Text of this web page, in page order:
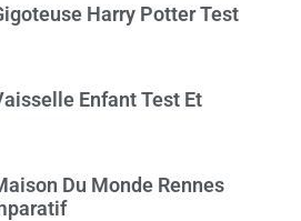
Harry Potter Test
Enfant Test Et
Du Monde Rennes